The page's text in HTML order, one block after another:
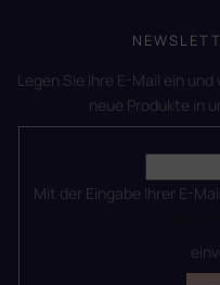
Legen Sie Ihre E-Mail ein
neue Produkte in
Mit der Eingabe Ihrer E-